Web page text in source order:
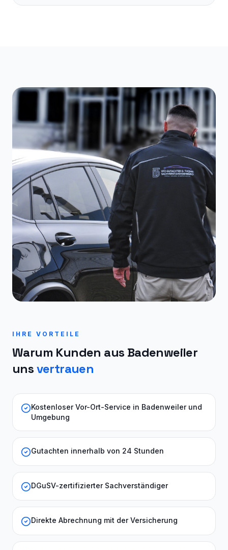
IHRE VORTEILE
Warum Kunden aus Badenweiler
unsvertrauen
Kostenloser Vor-Ort-Service in Badenweiler und
Umgebung
Gutachten innerhalb von 24 Stunden
DGuSV-zertifizierter Sachverständiger
Direkte Abrechnung mit der Versicherung